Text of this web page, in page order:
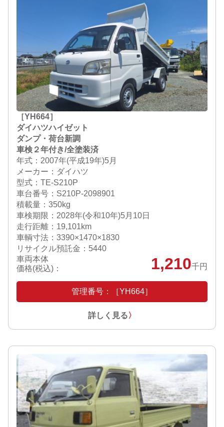
［YH664］
ダイハツハイゼット
ダンプ・荷台新調
車検２年付き/全塗装済
年式：2007年(平成19年)5月
メーカー：ダイハツ
型式：TE-S210P
車台番号：S210P-2098901
積載量：350kg
車検期限： 2028年(令和10年)5月10日
走行距離：19,101km
車輌寸法：3390×1470×1830
リサイクル預託金：5440
車両本体
価格(税込)：
1,210千円
管理番号：［YH664］
詳しく見る〉